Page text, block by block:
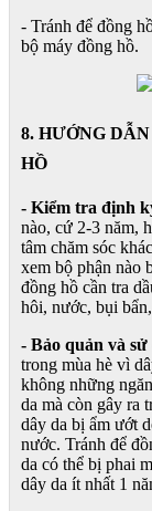
- Tránh để đồng
bộ máy đồng hồ.
8. HƯỚNG
HỒ
- Kiểm tra định
nào, cứ 2-3 năm,
tâm chăm sóc
xem bộ phận nào
đồng hồ cần tra
hôi, nước, bụi
- Bảo quản và
trong mùa hè vì
không những
da mà còn gây ra
dây da bị ẩm ướt
nước. Tránh để
da có thể bị phai
dây da ít nhất 1